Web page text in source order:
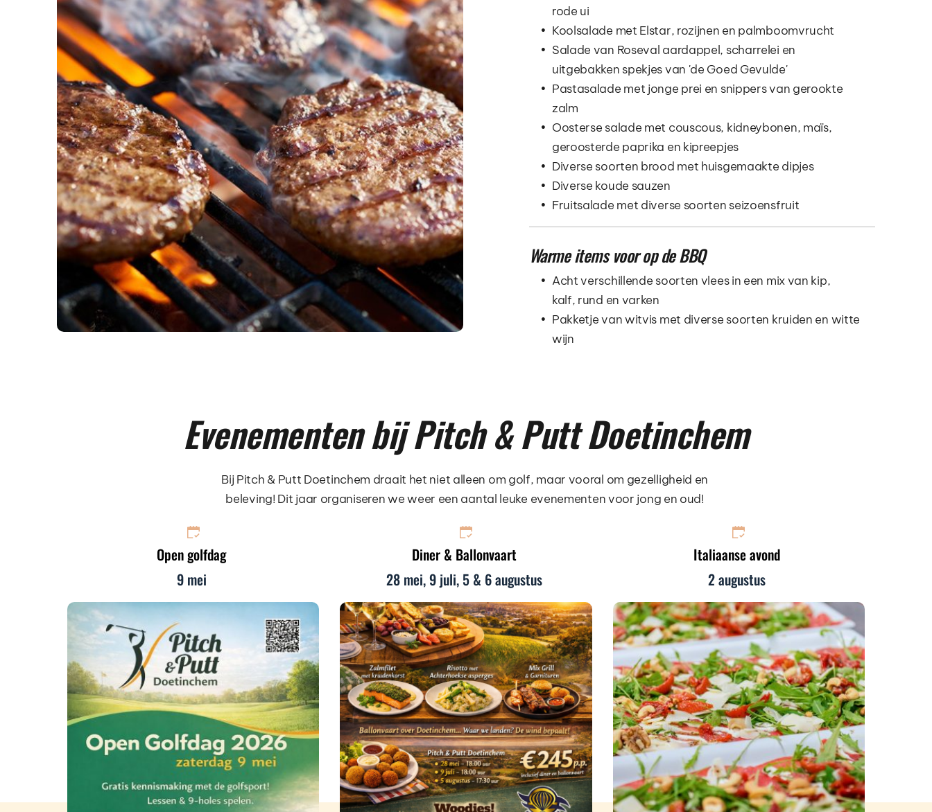
rode ui
Koolsalade met Elstar, rozijnen en palmboomvrucht
Salade van Roseval aardappel, scharrelei en
uitgebakken spekjes van 'de Goed Gevulde'
Pastasalade met jonge prei en snippers van gerookte
zalm
Oosterse salade met couscous, kidneybonen, maïs,
geroosterde paprika en kipreepjes
Diverse soorten brood met huisgemaakte dipjes
Diverse koude sauzen
Fruitsalade met diverse soorten seizoensfruit
Warme items voor op de BBQ
Acht verschillende soorten vlees in een mix van kip,
kalf, rund en varken
Pakketje van witvis met diverse soorten kruiden en witte
wijn
Evenementen bij Pitch & Putt Doetinchem
Bij Pitch & Putt Doetinchem draait het niet alleen om golf, maar vooral om gezelligheid en
beleving! Dit jaar organiseren we weer een aantal leuke evenementen voor jong en oud!
Open golfdag
9 mei
Diner & Ballonvaart
28 mei, 9 juli, 5 & 6 augustus
Italiaanse avond
2 augustus